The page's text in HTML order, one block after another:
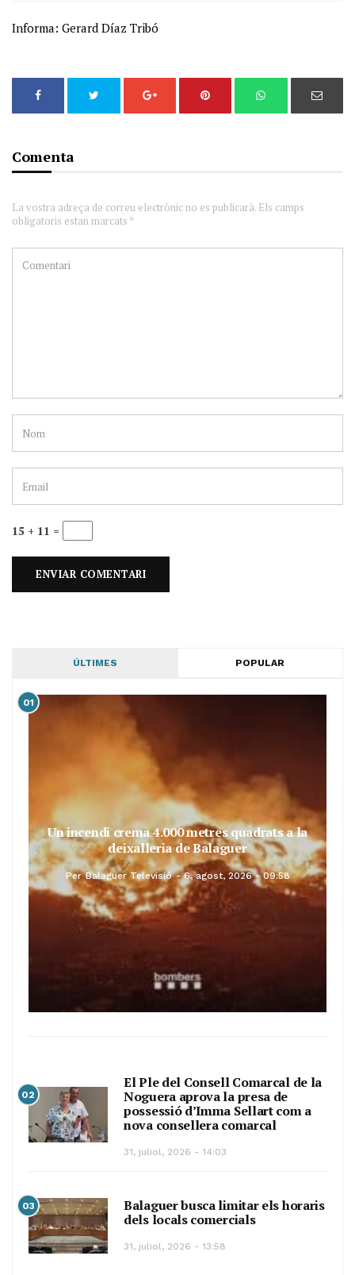
Informa: Gerard Díaz Tribó
Comenta
La vostra adreça de correu electrònic no es publicarà. Els camps
obligatoris estan marcats *
15 + 11 =
ÚLTIMES POPULAR
01
Un incendi crema 4.000 metres quadrats a la
deixalleria de Balaguer
Per Balaguer Televisió 6, agost, 2026 - 09:58
02
El Ple del Consell Comarcal de la
Noguera aprova la presa de
possessió d’Imma Sellart com a
nova consellera comarcal
31, juliol, 2026 - 14:03
03
Balaguer busca limitar els horaris
dels locals comercials
31, juliol, 2026 - 13:58